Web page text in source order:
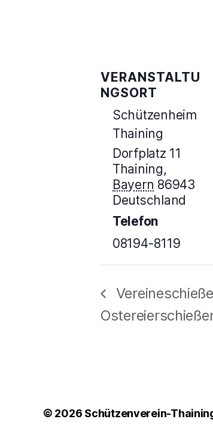
VERANSTALTU
NGSORT
Schützenheim
Thaining
Dorfplatz 11
Thaining,
Bayern 86943
Deutschland
Telefon
08194-8119
© 2026 Schützenverein-